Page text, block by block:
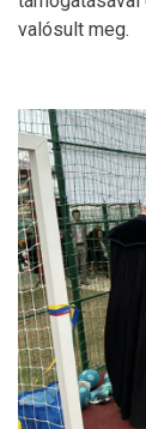
valósult meg.